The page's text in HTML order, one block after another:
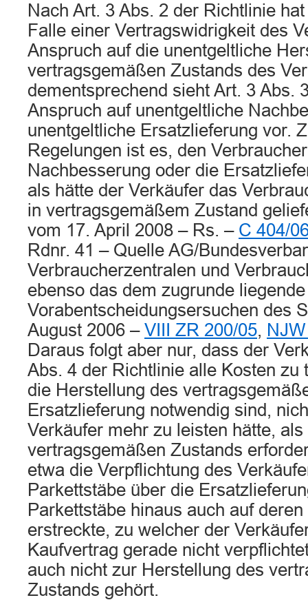
Nach Art. 3 Abs. 2 der Richtlinie
Falle einer Vertragswidrigkeit des
Anspruch auf die unentgeltliche
vertragsgemäßen Zustands des
dementsprechend sieht Art. 3 Abs.
Anspruch auf unentgeltliche
unentgeltliche Ersatzlieferung vor.
Regelungen ist es, den
Nachbesserung oder die
als hätte der Verkäufer das
in vertragsgemäßem Zustand
vom 17. April 2008 – Rs. – C 404/
Rdnr. 41 – Quelle AG/
Verbraucherzentralen und
ebenso das dem zugrunde liegende
Vorabentscheidungsersuchen des
August 2006 – VIII ZR 200/05,
Daraus folgt aber nur, dass der
Abs. 4 der Richtlinie alle Kosten zu
die Herstellung des
Ersatzlieferung notwendig sind,
Verkäufer mehr zu leisten hätte,
vertragsgemäßen Zustands
etwa die Verpflichtung des
Parkettstäbe über die
Parkettstäbe hinaus auch auf
erstreckte, zu welcher der
Kaufvertrag gerade nicht
auch nicht zur Herstellung des
Zustands gehört.